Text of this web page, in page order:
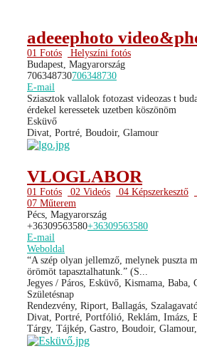
adeeephoto
01 Fotós
Helyszíni fotós
Budapest, Magyarország
706348730706348730
E-mail
Sziasztok vallalok fotozast videozas t
érdekel keressetek uzetben köszönöm
Esküvő
Divat, Portré, Boudoir, Glamour
VLOGLABOR
01 Fotós 02 Videós 04 Képszerkesztő
07 Műterem
Pécs, Magyarország
+36309563580+36309563580
E-mail
Weboldal
“A szép olyan jellemző, melynek puszta
örömöt tapasztalhatunk.” (S...
Jegyes / Páros, Esküvő, Kismama, Baba,
Születésnap
Rendezvény, Riport, Ballagás,
Divat, Portré, Portfólió, Reklám, Imázs,
Tárgy, Tájkép, Gastro, Boudoir,